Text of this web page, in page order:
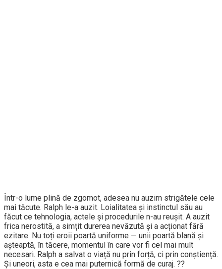
Într-o lume plină de zgomot, adesea nu auzim strigătele cele
mai tăcute. Ralph le-a auzit. Loialitatea și instinctul său au
făcut ce tehnologia, actele și procedurile n-au reușit. A auzit
frica nerostită, a simțit durerea nevăzută și a acționat fără
ezitare. Nu toți eroii poartă uniforme — unii poartă blană și
așteaptă, în tăcere, momentul în care vor fi cel mai mult
necesari. Ralph a salvat o viață nu prin forță, ci prin conștiență.
Și uneori, asta e cea mai puternică formă de curaj. ??